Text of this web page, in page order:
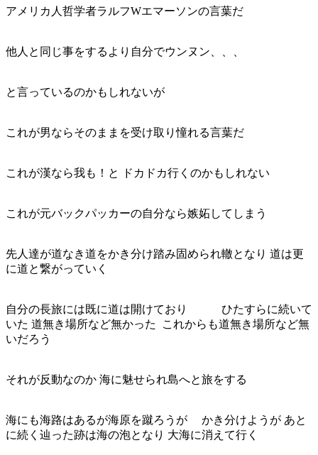
アメリカ人哲学者ラルフWエマーソンの言葉だ
他人と同じ事をするより自分でウンヌン、、、
と言っているのかもしれないが
これが男ならそのままを受け取り憧れる言葉だ
これが漢なら我も！と ドカドカ行くのかもしれない
これが元バックパッカーの自分なら嫉妬してしまう
先人達が道なき道をかき分け踏み固められ轍となり 道は更
に道と繋がっていく
自分の長旅には既に道は開けており ひたすらに続いて
いた 道無き場所など無かった これからも道無き場所など無
いだろう
それが反動なのか 海に魅せられ島へと旅をする
海にも海路はあるが海原を蹴ろうが かき分けようが あと
に続く辿った跡は海の泡となり 大海に消えて行く